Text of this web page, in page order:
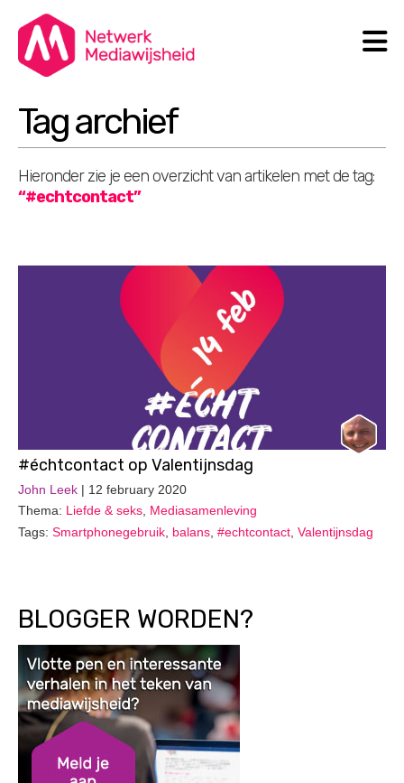
Search
Tag archief
Hieronder zie je een overzicht van artikelen met de tag:
“#echtcontact”
#échtcontact op Valentijnsdag
John Leek | 12 february 2020
Thema: Liefde & seks, Mediasamenleving
Tags: Smartphonegebruik, balans, #echtcontact, Valentijnsdag
BLOGGER WORDEN?